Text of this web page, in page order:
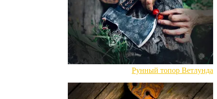
Рунный топор Ветлунда